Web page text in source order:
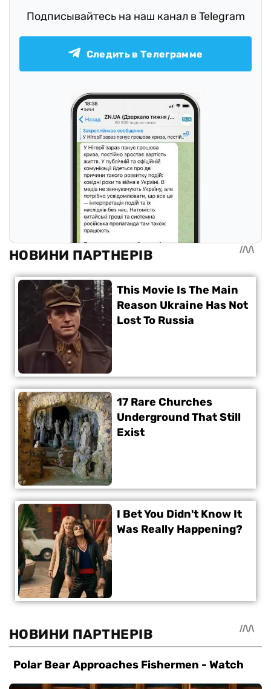
Подписывайтесь на наш канал в Telegram
Следить в Телеграмме